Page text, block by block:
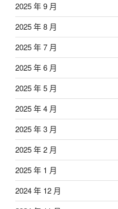
2025 年 9 月
2025 年 8 月
2025 年 7 月
2025 年 6 月
2025 年 5 月
2025 年 4 月
2025 年 3 月
2025 年 2 月
2025 年 1 月
2024 年 12 月